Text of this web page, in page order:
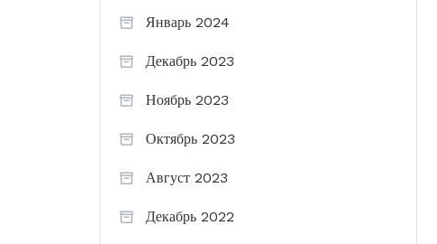
Январь 2024
Декабрь 2023
Ноябрь 2023
Октябрь 2023
Август 2023
Декабрь 2022